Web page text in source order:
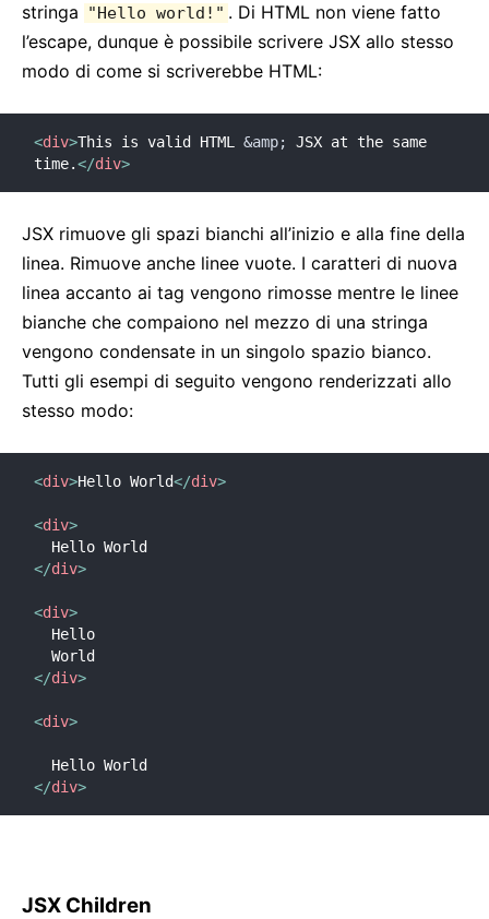
stringa
"Hello world!" . Di HTML non viene fatto
l’escape, dunque è possibile scrivere JSX allo stesso
modo di come si scriverebbe HTML:
<div>This is valid HTML &amp;
JSX at the same
time.</div>
JSX rimuove gli spazi bianchi all’inizio e alla fine della
linea. Rimuove anche linee vuote. I caratteri di nuova
linea accanto ai tag vengono rimosse mentre le linee
bianche che compaiono nel mezzo di una stringa
vengono condensate in un singolo spazio bianco.
Tutti gli esempi di seguito vengono renderizzati allo
stesso modo:
<div>Hello World</div>
<div>
</div>
<div>
</div>
<div>
</div>
JSX Children